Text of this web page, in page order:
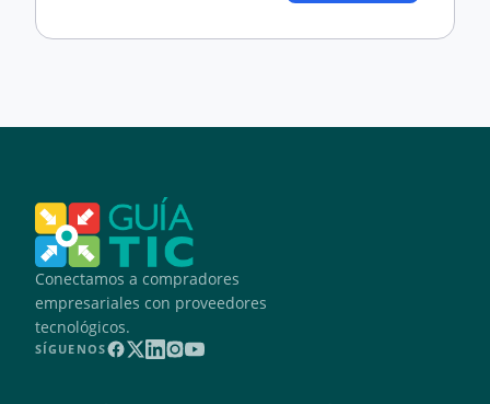
Conectamos a compradores
empresariales con proveedores
tecnológicos.
SÍGUENOS